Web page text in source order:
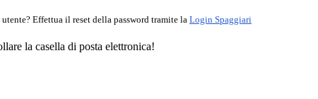
Effettua il reset della password tramite la Login Spaggiari
la casella di posta elettronica!